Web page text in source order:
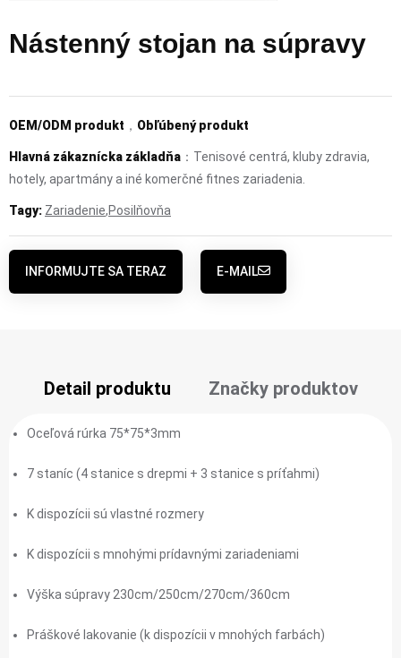
Nástenný stojan na súpravy
OEM/ODM produkt ， Obľúbený produkt
Hlavná zákaznícka základňa ：Tenisové centrá, kluby zdravia,
hotely, apartmány a iné komerčné fitnes zariadenia.
Tagy: Zariadenie,Posilňovňa
INFORMUJTE SA TERAZ E-MAIL
Detail produktu Značky produktov
Oceľová rúrka 75*75*3mm
7 staníc (4 stanice s drepmi + 3 stanice s príťahmi)
K dispozícii sú vlastné rozmery
K dispozícii s mnohými prídavnými zariadeniami
Výška súpravy 230cm/250cm/270cm/360cm
Práškové lakovanie (k dispozícii v mnohých farbách)